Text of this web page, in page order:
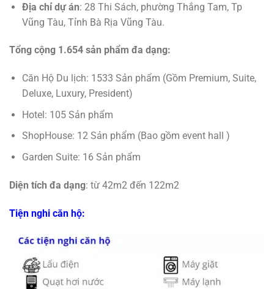
Địa chỉ dự án: 28 Thi Sách, phường Thắng Tam, Tp
Vũng Tàu, Tỉnh Bà Rịa Vũng Tàu.
Tổng cộng 1.654 sản phẩm đa dạng:
Căn Hộ Du lịch: 1533 Sản phẩm (Gồm Premium, Suite,
Deluxe, Luxury, President)
Hotel: 105 Sản phẩm
ShopHouse: 12 Sản phẩm (Bao gồm event hall )
Garden Suite: 16 Sản phẩm
Diện tích đa dạng: từ 42m2 đến 122m2
Tiện nghi căn hộ: